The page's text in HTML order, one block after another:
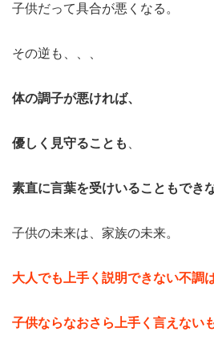
子供だって具合が悪くなる。
その逆も、、、
体の調子が悪ければ、
優しく見守ることも
素直に言葉を受けいることもでき
子供の未来は、家族の未来。
大人でも上手く説明できない不調は
子供ならなおさら上手く言えない